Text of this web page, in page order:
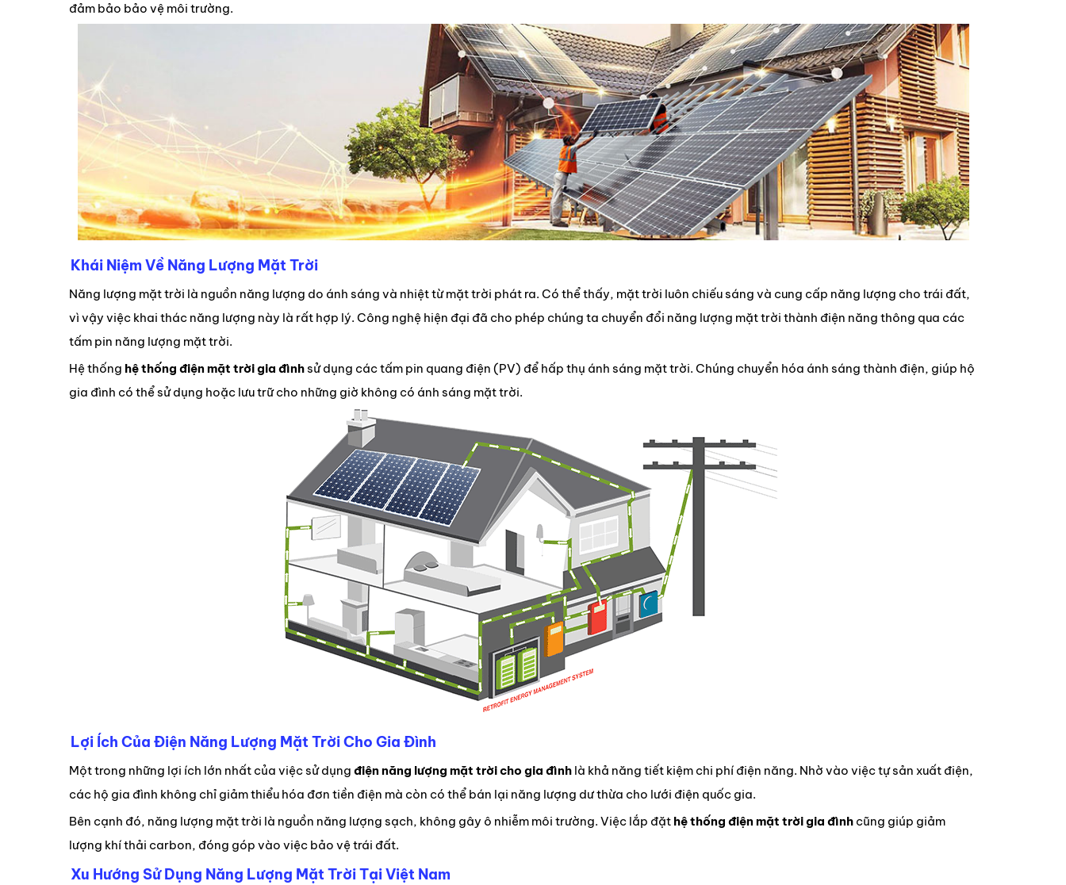
đảm bảo bảo vệ môi trường.
Khái Niệm Về Năng Lượng Mặt Trời
Năng lượng mặt trời là nguồn năng lượng do ánh sáng và nhiệt từ mặt trời phát ra. Có thể thấy, mặt trời luôn chiếu sáng và cung cấp năng lượng cho trái đất,
vì vậy việc khai thác năng lượng này là rất hợp lý. Công nghệ hiện đại đã cho phép chúng ta chuyển đổi năng lượng mặt trời thành điện năng thông qua các
tấm pin năng lượng mặt trời.
Hệ thống hệ thống điện mặt trời gia đìnhsử dụng các tấm pin quang điện (PV) để hấp thụ ánh sáng mặt trời. Chúng chuyển hóa ánh sáng thành điện, giúp hộ
gia đình có thể sử dụng hoặc lưu trữ cho những giờ không có ánh sáng mặt trời.
Lợi Ích Của Điện Năng Lượng Mặt Trời Cho Gia Đình
Một trong những lợi ích lớn nhất của việc sử dụng điện năng lượng mặt trời cho gia đình là khả năng tiết kiệm chi phí điện năng. Nhờ vào việc tự sản xuất điện,
các hộ gia đình không chỉ giảm thiểu hóa đơn tiền điện mà còn có thể bán lại năng lượng dư thừa cho lưới điện quốc gia.
Bên cạnh đó, năng lượng mặt trời là nguồn năng lượng sạch, không gây ô nhiễm môi trường. Việc lắp đặt hệ thống điện mặt trời gia đình cũng giúp giảm
lượng khí thải carbon, đóng góp vào việc bảo vệ trái đất.
Xu Hướng Sử Dụng Năng Lượng Mặt Trời Tại Việt Nam